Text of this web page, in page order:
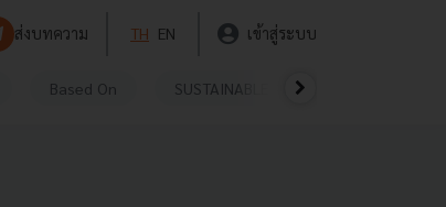
ส่งบทความ TH EN เข้าสู่ระบบ
Based On SUSTAINABLE